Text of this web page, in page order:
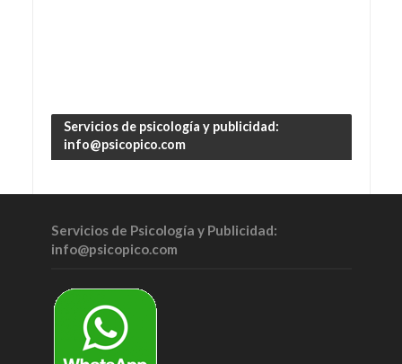
Servicios de psicología y publicidad:
info@psicopico.com
Servicios de Psicología y Publicidad:
info@psicopico.com